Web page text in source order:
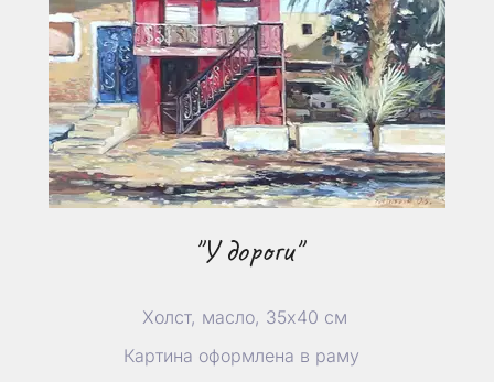
"У дороги"
Холст, масло, 35х40 см
Картина оформлена в раму